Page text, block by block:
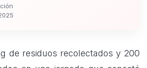
de residuos recolectados y 200